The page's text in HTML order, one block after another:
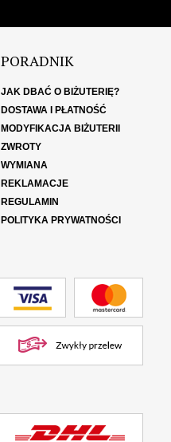
PORADNIK
JAK DBAĆ O BIŻUTERIĘ?
DOSTAWA I PŁATNOŚĆ
MODYFIKACJA BIŻUTERII
ZWROTY
WYMIANA
REKLAMACJE
REGULAMIN
POLITYKA PRYWATNOŚCI